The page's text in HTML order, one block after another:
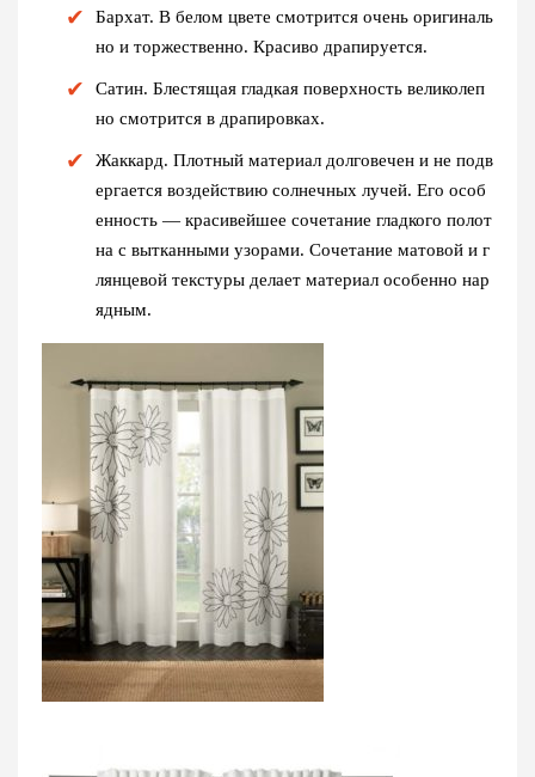
Бархат. В белом цвете смотрится очень оригиналь
но и торжественно. Красиво драпируется.
Сатин. Блестящая гладкая поверхность великолеп
но смотрится в драпировках.
Жаккард. Плотный материал долговечен и не подв
ергается воздействию солнечных лучей. Его особ
енность — красивейшее сочетание гладкого полот
на с вытканными узорами. Сочетание матовой и г
лянцевой текстуры делает материал особенно нар
ядным.